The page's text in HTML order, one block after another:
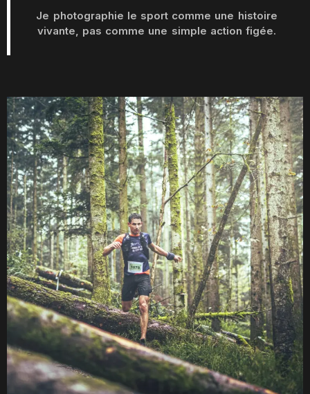
Je photographie le sport comme une histoire
vivante, pas comme une simple action figée.